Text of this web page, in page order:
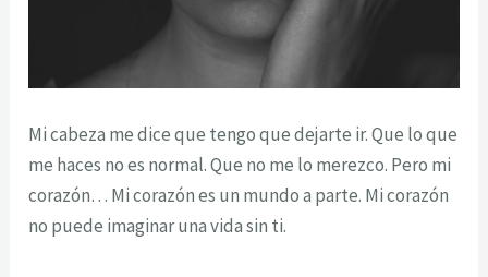
Mi cabeza me dice que tengo que dejarte ir. Que lo que
me haces no es normal. Que no me lo merezco. Pero mi
corazón… Mi corazón es un mundo a parte. Mi corazón
no puede imaginar una vida sin ti.